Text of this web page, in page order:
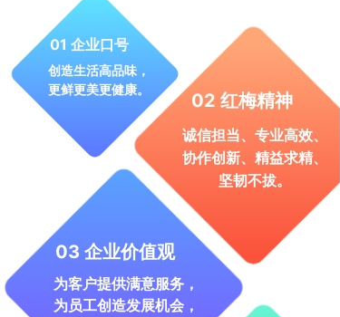
01 企业口号
创造生活高品味，
更鲜更美更健康。
02 红梅精神
诚信担当、专业高效、
协作创新、精益求精、
坚韧不拔。
03 企业价值观
为客户提供满意服务，
为员工创造发展机会，